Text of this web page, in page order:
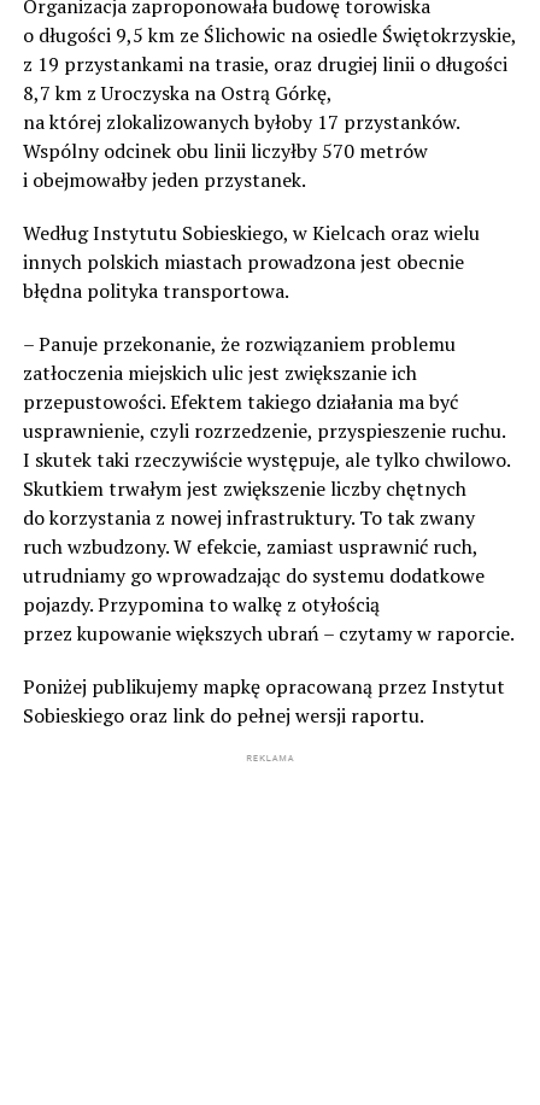
Organizacja zaproponowała budowę torowiska
o długości 9,5 km ze Ślichowic na osiedle Świętokrzyskie,
z 19 przystankami na trasie, oraz drugiej linii o długości
8,7 km z Uroczyska na Ostrą Górkę,
na której zlokalizowanych byłoby 17 przystanków.
Wspólny odcinek obu linii liczyłby 570 metrów
i obejmowałby jeden przystanek.
Według Instytutu Sobieskiego, w Kielcach oraz wielu
innych polskich miastach prowadzona jest obecnie
błędna polityka transportowa.
– Panuje przekonanie, że rozwiązaniem problemu
zatłoczenia miejskich ulic jest zwiększanie ich
przepustowości. Efektem takiego działania ma być
usprawnienie, czyli rozrzedzenie, przyspieszenie ruchu.
I skutek taki rzeczywiście występuje, ale tylko chwilowo.
Skutkiem trwałym jest zwiększenie liczby chętnych
do korzystania z nowej infrastruktury. To tak zwany
ruch wzbudzony. W efekcie, zamiast usprawnić ruch,
utrudniamy go wprowadzając do systemu dodatkowe
pojazdy. Przypomina to walkę z otyłością
przez kupowanie większych ubrań – czytamy w raporcie.
Poniżej publikujemy mapkę opracowaną przez Instytut
Sobieskiego oraz link do pełnej wersji raportu.